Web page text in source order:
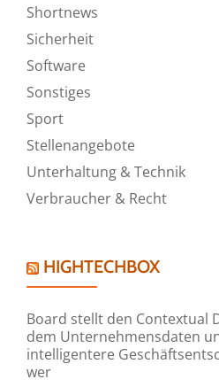
Shortnews
Sicherheit
Software
Sonstiges
Sport
Stellenangebote
Unterhaltung & Technik
Verbraucher & Recht
HIGHTECHBOX
Board stellt den Contextual
dem Unternehmensdaten
intelligentere
wer